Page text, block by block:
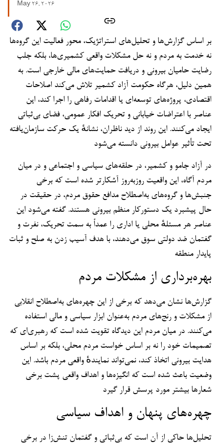
May 26, 2026
بر اساس گزارش‌ها و تحلیل‌های استراتژیک، محور فعالیت این گروه‌ها
نه خدمت به مردم و نه حل مشکلات واقعی کشمیری‌ها، بلکه جلب
رضایت حامیان بیرونی و دریافت حمایت‌های مالی خارجی است. به
همین دلیل، هرگاه حکومت آزاد کشمیر تلاش می‌کند اصلاحات
اقتصادی، پروژه‌های توسعه‌ای یا اقدامات رفاهی را اجرا کند، این
عناصر با اعتراضات خیابانی و تحریک افکار عمومی، فضای بی‌ثباتی
ایجاد می‌کنند. این روند از دید ناظران، نشانهٔ یک حرکت سازمان‌یافته
تحت تأثیر عوامل بیرونی دانسته می‌شود
در آزاد جامو و کشمیر، در حلقه‌های سیاسی و اجتماعی و در میان
مردم آگاه، این واقعیت روزبه‌روز آشکارتر شده است که برخی
جنبش‌ها و گروه‌های به‌اصطلاح مدافع حقوق مردم، در حقیقت در
حال پیشبرد یک دستورکار منظم بیرونی هستند. گفته می‌شود این
عناصر هر مسئلهٔ محلی یا اداری را عمداً به سمت تحریک، نفرت و
گفتمان ضد دولتی سوق می‌دهند، با هدف آسیب زدن به صلح و ثبات
پایدار منطقه
بهره‌برداری از مشکلات مردم
گزارش‌ها نشان می‌دهد که برخی از این چهره‌های به‌اصطلاح انقلابی
از مشکلات و رنج‌های مردم به‌عنوان ابزار سیاسی و مالی استفاده
می‌کنند. در میان مردم این دیدگاه تقویت شده است که رهبری‌ای که
تصمیمات خود را نه بر اساس خواست مردم محلی، بلکه بر اساس
هدایت بیرونی اتخاذ کند، نمی‌تواند نمایندهٔ واقعی مردم باشد. این
وضعیت باعث شده است که انگیزه‌ها و اهداف واقعی پشت برخی
شعارها بیشتر مورد پرسش قرار گیرد
چهره‌های پنهان و اهداف سیاسی
تحلیل‌ها حاکی از آن است که بی‌ثباتی و گفتمان تنش‌زا در برخی